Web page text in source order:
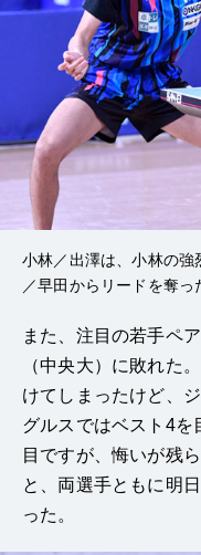
小林／出澤は、小林の強
／早田からリードを奪っ
また、注目の若手ペ
（中央大）に敗れた
けてしまったけど、
グルスではベスト4を
目ですが、悔いが残
と、両選手ともに明
った。